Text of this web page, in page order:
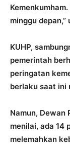
minggu
KUHP,
pemerintah
peringatan
berlaku saat ini
Namun, Dewan
menilai, ada 14
melemahkan